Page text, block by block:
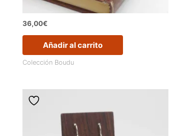
36,00€
Añadir al carrito
Colección Boudu